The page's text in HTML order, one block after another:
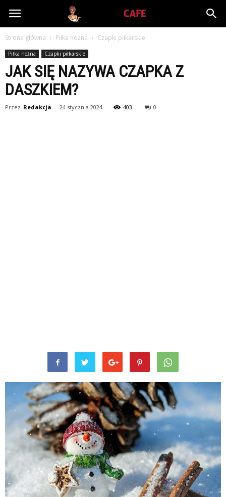
Babiniec-
Strona główna Piłka nożna Czapki piłkarskie
Piłka nożna Czapki piłkarskie
JAK SIĘ NAZYWA CZAPKA Z
DASZKIEM?
Przez Redakcja - 24 stycznia 2024 403 0